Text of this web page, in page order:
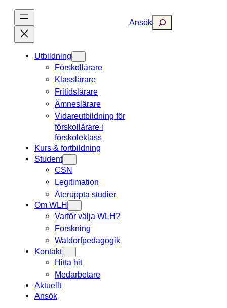
Hoppa
innehåll
Utbildning
Förskollärare
Klasslärare
Fritidslärare
Ämneslärare
Vidareutbildning för
förskollärare i
förskoleklass
Kurs & fortbildning
Student
CSN
Legitimation
Återuppta studier
Om WLH
Varför välja WLH?
Forskning
Waldorfpedagogik
Kontakt
Hitta hit
Medarbetare
Aktuellt
Ansök
AnsökSearch